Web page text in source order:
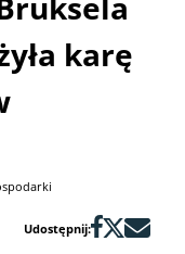
karę
Udostępnij: